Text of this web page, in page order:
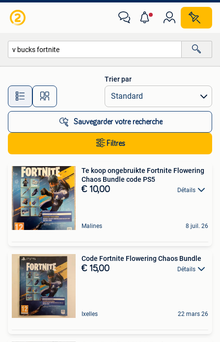
Toutes les distances…
Trier par
Sauvegarder votre recherche
Filtres
Te koop ongebruikte Fortnite Flowering
Chaos Bundle code PS5
€ 10,00 Détails
Malines 8 juil. 26
Code Fortnite Flowering Chaos Bundle
€ 15,00 Détails
Ixelles 22 mars 26